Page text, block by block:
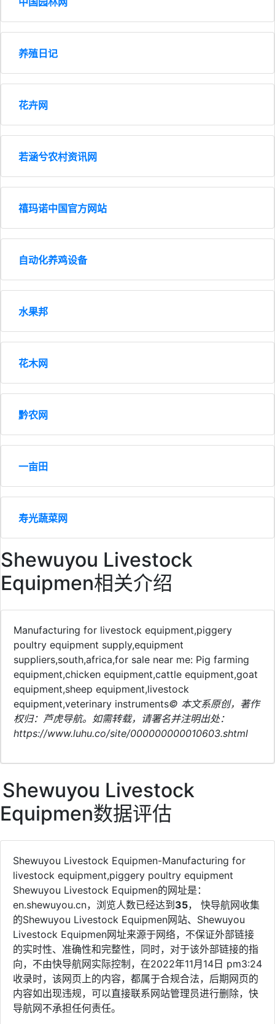
养殖日记
花卉网
若涵兮农村资讯网
禧玛诺中国官方网站
自动化养鸡设备
水果邦
花木网
黔农网
一亩田
寿光蔬菜网
Shewuyou Livestock
Equipmen相关介绍
Manufacturing for livestock equipment,piggery
poultry equipment supply,equipment
suppliers,south,africa,for sale near me: Pig farming
equipment,chicken equipment,cattle equipment,goat
equipment,sheep equipment,livestock
equipment,veterinary instruments© 本文系原创，著作
权归：芦虎导航。如需转载，请署名并注明出处：
https://www.luhu.co/site/000000000010603.shtml
Shewuyou Livestock
Equipmen数据评估
Shewuyou Livestock Equipmen-Manufacturing for
livestock equipment,piggery poultry equipment
Shewuyou Livestock Equipmen的网址是：
en.shewuyou.cn，浏览人数已经达到35， 快导航网收集
的Shewuyou Livestock Equipmen网站、Shewuyou
Livestock Equipmen网址来源于网络，不保证外部链接
的实时性、准确性和完整性，同时，对于该外部链接的指
向，不由快导航网实际控制，在2022年11月14日 pm3:24
收录时，该网页上的内容，都属于合规合法，后期网页的
内容如出现违规，可以直接联系网站管理员进行删除，快
导航网不承担任何责任。